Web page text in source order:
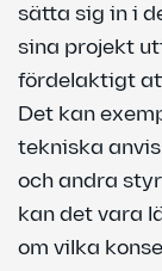
sätta sig in i
sina projekt
fördelaktigt
Det kan
tekniska
och andra
kan det vara
om vilka